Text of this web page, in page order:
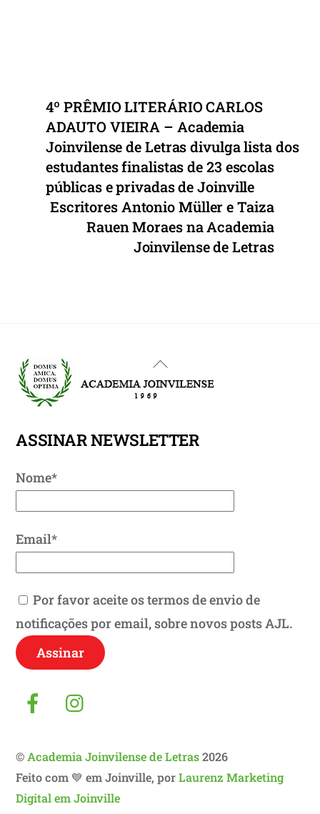
4º PRÊMIO LITERÁRIO CARLOS
ADAUTO VIEIRA – Academia
Joinvilense de Letras divulga lista dos
estudantes finalistas de 23 escolas
públicas e privadas de Joinville
Escritores Antonio Müller e Taiza
Rauen Moraes na Academia
Joinvilense de Letras
Back
To
ASSINAR NEWSLETTER
Nome*
Email*
Por favor aceite os termos de envio de
notificações por email, sobre novos posts AJL.
Facebook
©Academia Joinvilense de Letras2026
Feito com 💙 em Joinville, porLaurenz Marketing
Digital em Joinville